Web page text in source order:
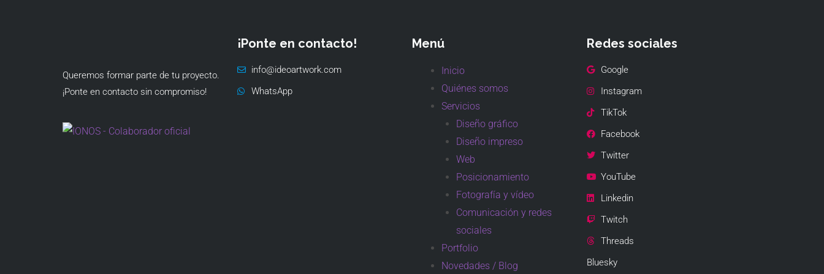
Queremos formar parte de tu proyecto.
¡Ponte en contacto sin compromiso!
¡Ponte en contacto!
info@ideoartwork.com
WhatsApp
Menú
Inicio
Quiénes somos
Servicios
Diseño gráfico
Diseño impreso
Web
Posicionamiento
Fotografía y vídeo
Comunicación y redes
sociales
Portfolio
Novedades / Blog
Redes sociales
Google
Instagram
TikTok
Facebook
Twitter
YouTube
Linkedin
Twitch
Threads
Bluesky